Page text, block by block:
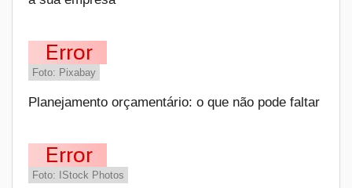
Foto: Pixabay
Planejamento orçamentário: o que não pode faltar
Foto: IStock Photos